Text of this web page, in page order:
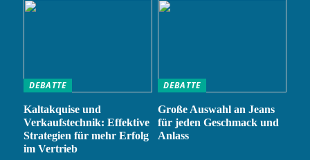
DEBATTE
Kaltakquise und
Verkaufstechnik: Effektive
Strategien für mehr Erfolg
im Vertrieb
DEBATTE
Große Auswahl an Jeans
für jeden Geschmack und
Anlass